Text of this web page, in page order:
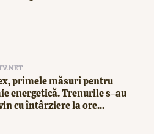
primele măsuri pentru
energetică. Trenurile s-au
cu întârziere la ore...